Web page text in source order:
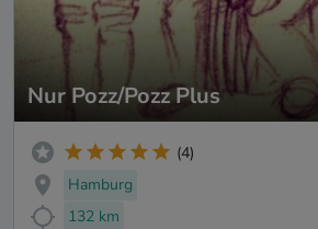
Nur Pozz/Pozz Plus
(4)
Hamburg
132 km